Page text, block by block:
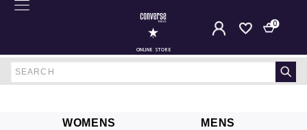
ONLINE STORE
0
WOMENS MENS